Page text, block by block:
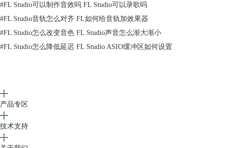
2.在
主通道与通道1的连接。
#FL Studio可以制作音效吗 FL Studio可以录歌吗
#FL Studio音轨怎么对齐 FL如何给音轨加效果器
#FL Studio怎么改变音色 FL Studio声音怎么渐大渐小
#FL Studio怎么降低延迟 FL Studio ASIO缓冲区如何设置
产品专区
技术支持